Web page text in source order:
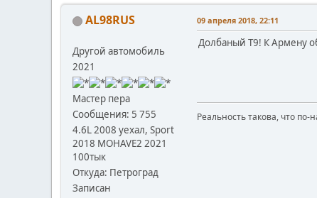
AL98RUS
Другой автомобиль
2021
Мастер пера
Сообщения: 5 755
4.6L 2008 уехал, Sport
2018 MOHAVE2 2021
100тык
Откуда: Петроград
Записан
09 апреля 2018, 22:11
Долбаный Т9! К Армену
Реальность такова, что